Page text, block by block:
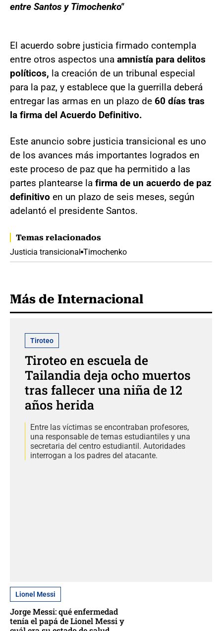
entre Santos y Timochenko"
El acuerdo sobre justicia firmado contempla
entre otros aspectos una amnistía para delitos
políticos, la creación de un tribunal especial
para la paz, y establece que la guerrilla deberá
entregar las armas en un plazo de 60 días tras
la firma del Acuerdo Definitivo.
Este anuncio sobre justicia transicional es uno
de los avances más importantes logrados en
este proceso de paz que ha permitido a las
partes plantearse la firma de un acuerdo de paz
definitivo en un plazo de seis meses, según
adelantó el presidente Santos.
Temas relacionados
Justicia transicional Timochenko
Más de Internacional
Tiroteo
Tiroteo en escuela de
Tailandia deja ocho muertos
tras fallecer una niña de 12
años herida
Entre las víctimas se encontraban profesores,
una responsable de temas estudiantiles y una
secretaria del centro estudiantil. Autoridades
interrogan a los padres del atacante.
Lionel Messi
Jorge Messi: qué enfermedad
tenía el papá de Lionel Messi y